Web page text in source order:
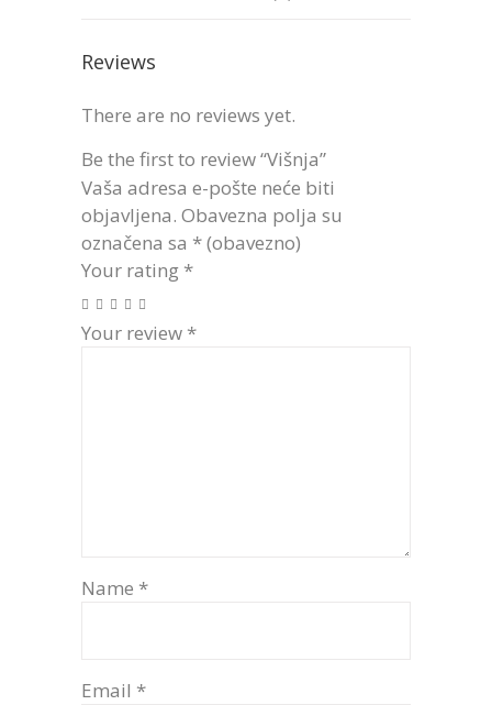
Reviews
There are no reviews yet.
Be the first to review “Višnja”
Vaša adresa e-pošte neće biti
objavljena. Obavezna polja su
označena sa * (obavezno)
Your rating *
Your review *
Name *
Email *